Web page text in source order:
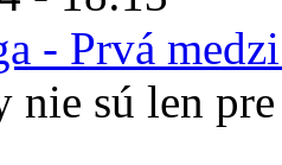
- Prvá
nie sú len